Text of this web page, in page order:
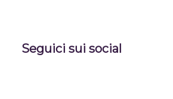
Seguici sui social